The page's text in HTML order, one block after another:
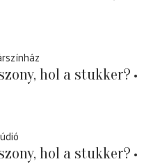
hol a stukker?
hol a stukker?